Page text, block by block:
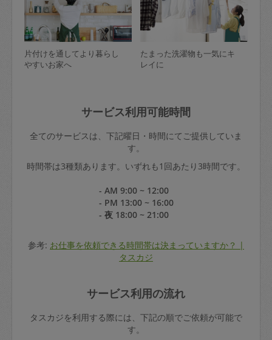
片付けを通してより暮らし
やすいお家へ
たまった洗濯物も一気にキ
レイに
サービス利用可能時間
全てのサービスは、下記曜日・時間にてご提供していま
す。
時間帯は3種類あります。いずれも1回あたり3時間です。
- AM 9:00 ~ 12:00
- PM 13:00 ~ 16:00
- 夜 18:00 ~ 21:00
参考: お仕事を依頼できる時間帯は決まっていますか？ |
タスカジ
サービス利用の流れ
タスカジを利用する際には、下記の順でご依頼が可能で
す。